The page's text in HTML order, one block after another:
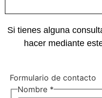
Si tienes alguna
hacer mediante
Formulario de contacto
Nombre *